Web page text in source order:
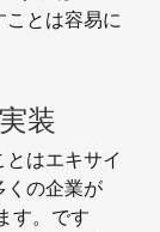
とは容易に
装
はエキサイ
くの企業が
す。です